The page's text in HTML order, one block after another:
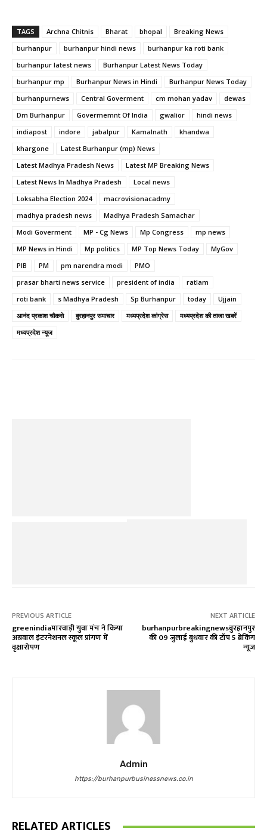
TAGS Archna Chitnis Bharat bhopal
Breaking News
burhanpur
burhanpur hindi news
burhanpur ka roti bank
burhanpur latest news
Burhanpur Latest News Today
burhanpur mp
Burhanpur News in Hindi
Burhanpur News Today
burhanpurnews
Central Goverment cm mohan yadav
dewas
Dm Burhanpur
Govermemnt Of India gwalior
hindi news
indiapost
indore jabalpur Kamalnath
khandwa
khargone
Latest Burhanpur (mp) News
Latest Madhya Pradesh News
Latest MP Breaking News
Latest News In Madhya Pradesh
Local news
Loksabha Election 2024
macrovisionacadmy
madhya pradesh news
Madhya Pradesh Samachar
Modi Goverment
MP - Cg News Mp Congress
mp news
MP News in Hindi
Mp politics MP Top News Today
MyGov
PIB
PM pm narendra modi
PMO
prasar bharti news service
president of india
ratlam
roti bank
s Madhya Pradesh Sp Burhanpur today
Ujjain
आनंद प्रकाश चौकसे
बुरहानपुर समाचार मध्यप्रदेश कांग्रेस
मध्यप्रदेश की ताजा खबरें
मध्यप्रदेश न्यूज
PREVIOUS ARTICLE
greenindiaमारवाड़ी युवा मंच ने किया
अग्रवाल इंटरनेशनल स्कूल प्रांगण में
वृक्षारोपण
NEXT ARTICLE
burhanpurbreakingnewsबुरहानपुर
की 09 जुलाई बुधवार की टॉप 5 ब्रेकिंग
न्यूज
Admin
https://burhanpurbusinessnews.co.in
RELATED ARTICLES